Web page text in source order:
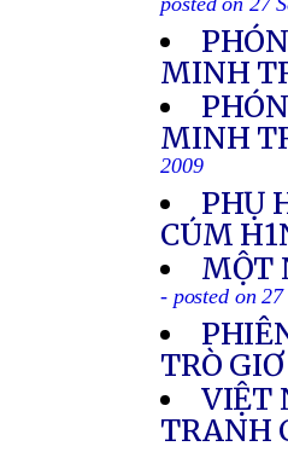
posted on 27
MINH
MINH
2009
PHỤ
CÚM
MỘT
- posted on
TRÒ
VIỆT
TRANH